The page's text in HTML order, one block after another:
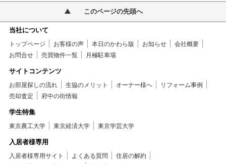
このページの先頭へ
当社について
トップページ お客様の声 本日のかわら版 お知らせ
会社概要
お問合せ
売買物件一覧 月極駐車場
サイトコンテンツ
お部屋探しの流れ 生協のメリット オーナー様へ
リフォーム事例
売却査定
府中の街情報
学生特集
東京農工大学 東京経済大学 東京学芸大学
入居者様専用
入居者様専用サイト よくある質問
住居の解約